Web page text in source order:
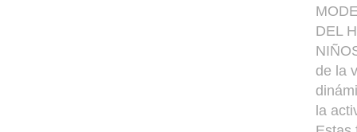
DEL
de la
la